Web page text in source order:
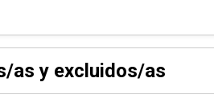
as y excluidos/as